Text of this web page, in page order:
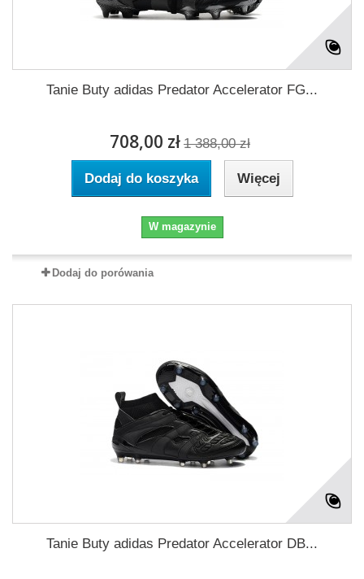
Tanie Buty adidas Predator Accelerator FG...
708,00 zł 1 388,00 zł
Dodaj do koszyka Więcej
W magazynie
Dodaj do porówania
Tanie Buty adidas Predator Accelerator DB...